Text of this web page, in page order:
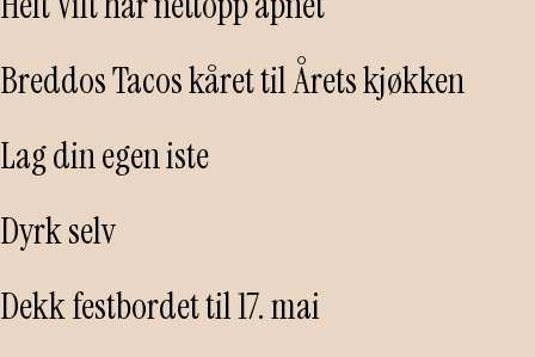
Breddos Tacos kåret til Årets kjøkken
Lag din egen iste
Dyrk selv
Dekk festbordet til 17. mai